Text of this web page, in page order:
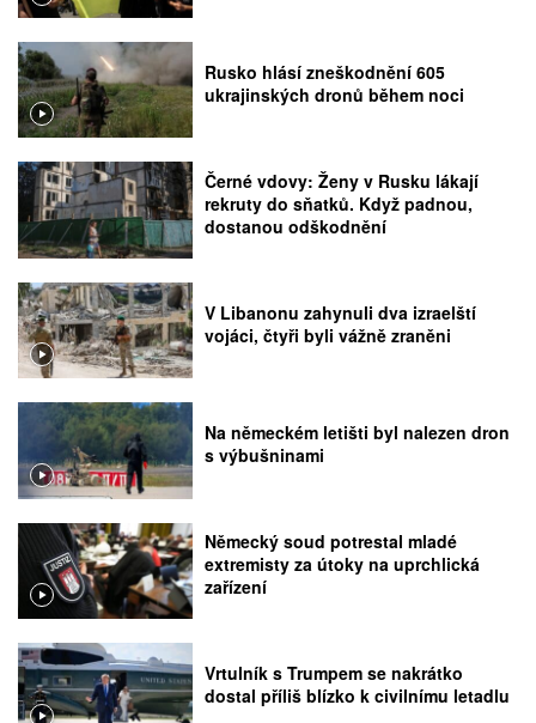
Rusko hlásí zneškodnění 605
ukrajinských dronů během noci
Černé vdovy: Ženy v Rusku lákají
rekruty do sňatků. Když padnou,
dostanou odškodnění
V Libanonu zahynuli dva izraelští
vojáci, čtyři byli vážně zraněni
Na německém letišti byl nalezen dron
s výbušninami
Německý soud potrestal mladé
extremisty za útoky na uprchlická
zařízení
Vrtulník s Trumpem se nakrátko
dostal příliš blízko k civilnímu letadlu